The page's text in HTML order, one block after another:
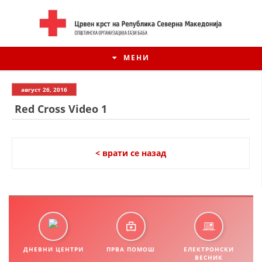
МЕНИ
ИСТОРИЈАТ НА ЦКРСМ
ИСТОРИЈАТ НА ДВИЖЕЊЕТО
август 26, 2016
Red Cross Video 1
< врати се назад
ДНЕВНИ ЦЕНТРИ ПРВА ПОМОШ
ЕЛЕКТРОНСКИ
ВЕСНИК